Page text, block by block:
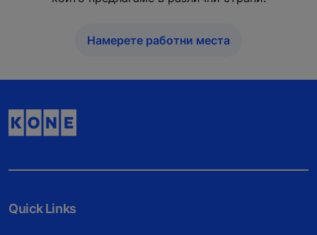
Намерете работни места
Quick Links